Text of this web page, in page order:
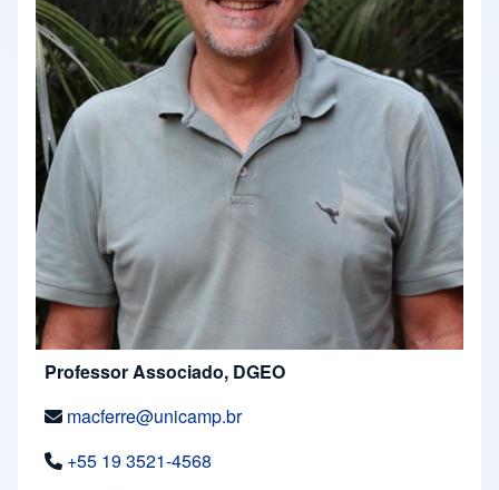
Professor Associado, DGEO
macferre@unicamp.br
+55 19 3521-4568